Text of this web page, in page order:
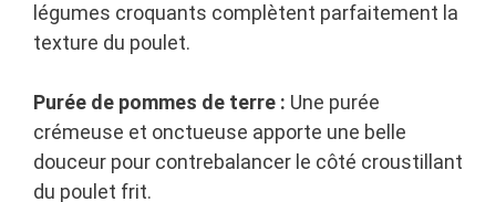
légumes croquants complètent parfaitement la
texture du poulet.
Purée de pommes de terre : Une purée
crémeuse et onctueuse apporte une belle
douceur pour contrebalancer le côté croustillant
du poulet frit.